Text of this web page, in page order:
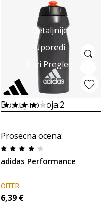
Detaljnije
Uporedi
Brzi Pregled
Dostupno boja:2
Prosecna ocena:
adidas Performance
OFFER
6,39 €